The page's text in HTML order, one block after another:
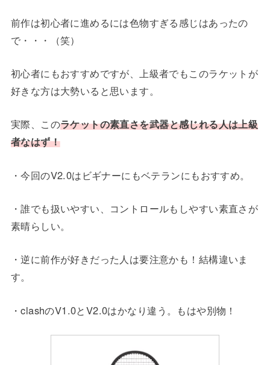
前作は初心者に進めるには色物すぎる感じはあったの
で・・・（笑）
初心者にもおすすめですが、上級者でもこのラケットが
好きな方は大勢いると思います。
実際、このラケットの素直さを武器と感じれる人は上級
者なはず！
・今回のV2.0はビギナーにもベテランにもおすすめ。
・誰でも扱いやすい、コントロールもしやすい素直さが
素晴らしい。
・逆に前作が好きだった人は要注意かも！結構違いま
す。
・clashのV1.0とV2.0はかなり違う。もはや別物！